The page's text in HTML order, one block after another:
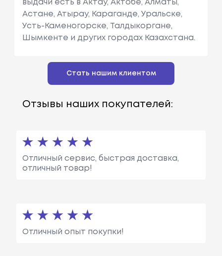
выдачи есть в Актау, Актобе, Алматы,
Астане, Атырау, Караганде, Уральске,
Усть-Каменогорске, Талдыкоргане,
Шымкенте и других городах Казахстана.
Стать нашим клиентом
Отзывы наших покупателей:
Отличный сервис, быстрая доставка,
отличный товар!
Отличный опыт покупки!